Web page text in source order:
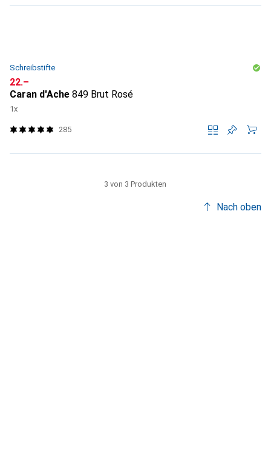
Schreibstifte
CHF
22.–
Caran d'Ache 849 Brut Rosé
1x
285
3 von 3 Produkten
Nach oben